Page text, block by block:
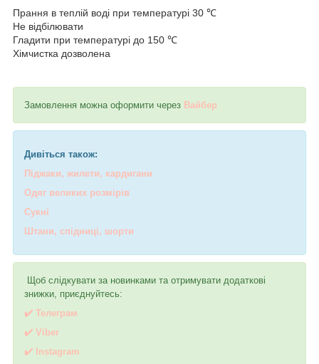
Прання в теплій воді при температурі 30 ℃
Не відбілювати
Гладити при температурі до 150 ℃
Хімчистка дозволена
Замовлення можна оформити через Вайбер
Дивіться також:
Піджаки, жилети, кардигани
Одяг великих розмірів
Сукні
Штани, спідниці, шорти
Щоб слідкувати за новинками та отримувати додаткові
знижки, приєднуйтесь:
✔️ Телеграм
✔️ Viber
✔️ nstagram